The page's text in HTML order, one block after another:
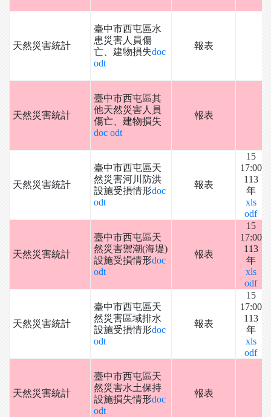
天然災害統計
臺中市西屯區水
患災害人員傷
亡、建物損失doc
odt
報表
天然災害統計
臺中市西屯區其
他天然災害人員
傷亡、建物損失
doc odt
報表
天然災害統計
臺中市西屯區天
然災害河川防洪
設施受損情形doc
odt
報表
15
17:00
113
年
xls
odf
天然災害統計
臺中市西屯區天
然災害禦潮(海堤)
設施受損情形doc
odt
報表
15
17:00
113
年
xls
odf
天然災害統計
臺中市西屯區天
然災害區域排水
設施受損情形doc
odt
報表
15
17:00
113
年
xls
odf
天然災害統計
臺中市西屯區天
然災害水土保持
設施損失情形doc
odt
報表